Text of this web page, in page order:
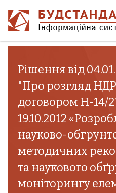
Рішення від
"Про розгляд
договором Н-14/
19.10.2012
науково-
методичних
та наукового
моніторингу